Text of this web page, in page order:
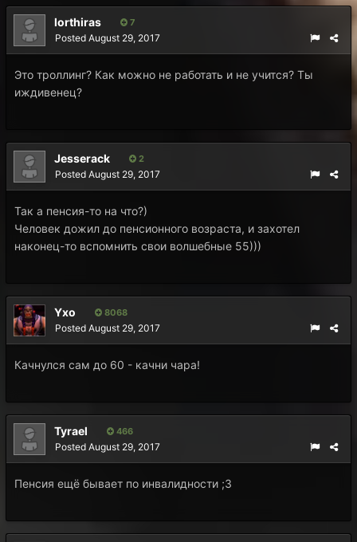
lorthiras 7
Posted August 29, 2017
Это троллинг? Как можно не работать и не учится? Ты
иждивенец?
Jesserack 2
Posted August 29, 2017
Так а пенсия-то на что?)
Человек дожил до пенсионного возраста, и захотел
наконец-то вспомнить свои волшебные 55)))
Yxo 8068
Posted August 29, 2017
Качнулся сам до 60 - качни чара!
Tyrael 466
Posted August 29, 2017
Пенсия ещё бывает по инвалидности ;З